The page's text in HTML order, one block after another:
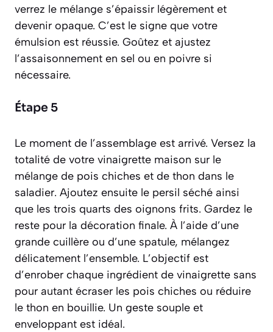
verrez le mélange s’épaissir légèrement et
devenir opaque. C’est le signe que votre
émulsion est réussie. Goûtez et ajustez
l’assaisonnement en sel ou en poivre si
nécessaire.
Étape 5
Le moment de l’assemblage est arrivé. Versez la
totalité de votre vinaigrette maison sur le
mélange de pois chiches et de thon dans le
saladier. Ajoutez ensuite le persil séché ainsi
que les trois quarts des oignons frits. Gardez le
reste pour la décoration finale. À l’aide d’une
grande cuillère ou d’une spatule, mélangez
délicatement l’ensemble. L’objectif est
d’enrober chaque ingrédient de vinaigrette sans
pour autant écraser les pois chiches ou réduire
le thon en bouillie. Un geste souple et
enveloppant est idéal.